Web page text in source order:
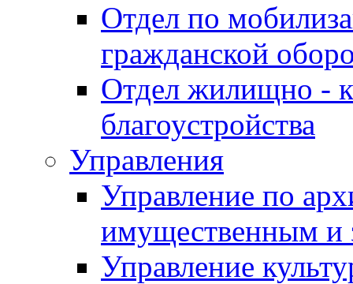
Отдел по
гражданской
Отдел жилищно -
благоустройства
Управления
Управление по
имущественным и
Управление